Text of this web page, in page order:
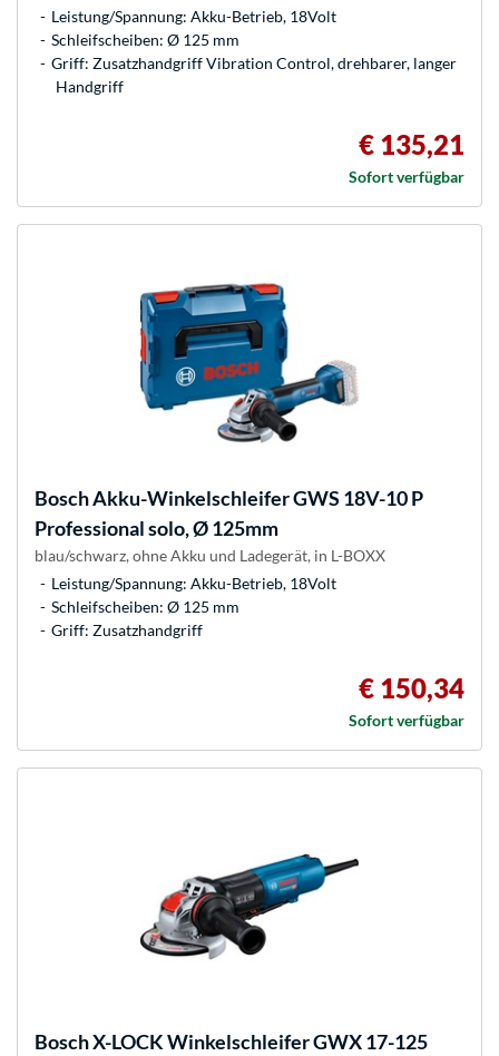
Leistung/Spannung: Akku-Betrieb, 18Volt
Schleifscheiben: Ø 125 mm
Griff: Zusatzhandgriff Vibration Control, drehbarer, langer
Handgriff
€ 135,21
Sofort verfügbar
BoschAkku-Winkelschleifer GWS 18V-10 P
Professional solo, Ø 125mm
blau/schwarz, ohne Akku und Ladegerät, in L-BOXX
Leistung/Spannung: Akku-Betrieb, 18Volt
Schleifscheiben: Ø 125 mm
Griff: Zusatzhandgriff
€ 150,34
Sofort verfügbar
BoschX-LOCK Winkelschleifer GWX 17-125